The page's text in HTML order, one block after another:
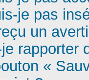
je pas
un
rapporter
«